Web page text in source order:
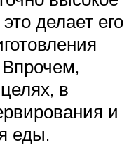
делает его
в
и
еды.